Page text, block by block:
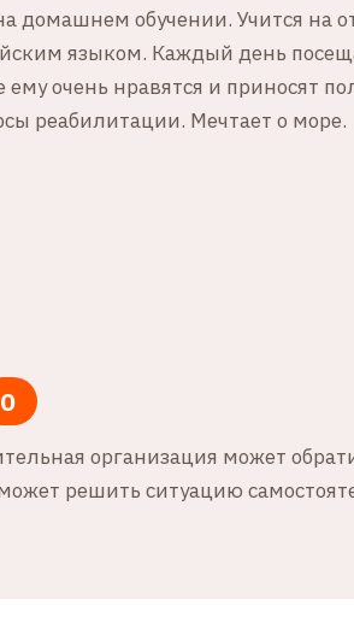
домашнем обучении. Учится на
языком. Каждый день
очень нравятся и приносят
реабилитации. Мечтает о море.
0
организация может
решить ситуацию